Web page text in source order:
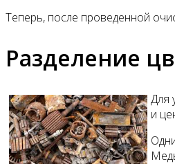
Теперь, после проведенной
Разделение
Для
и